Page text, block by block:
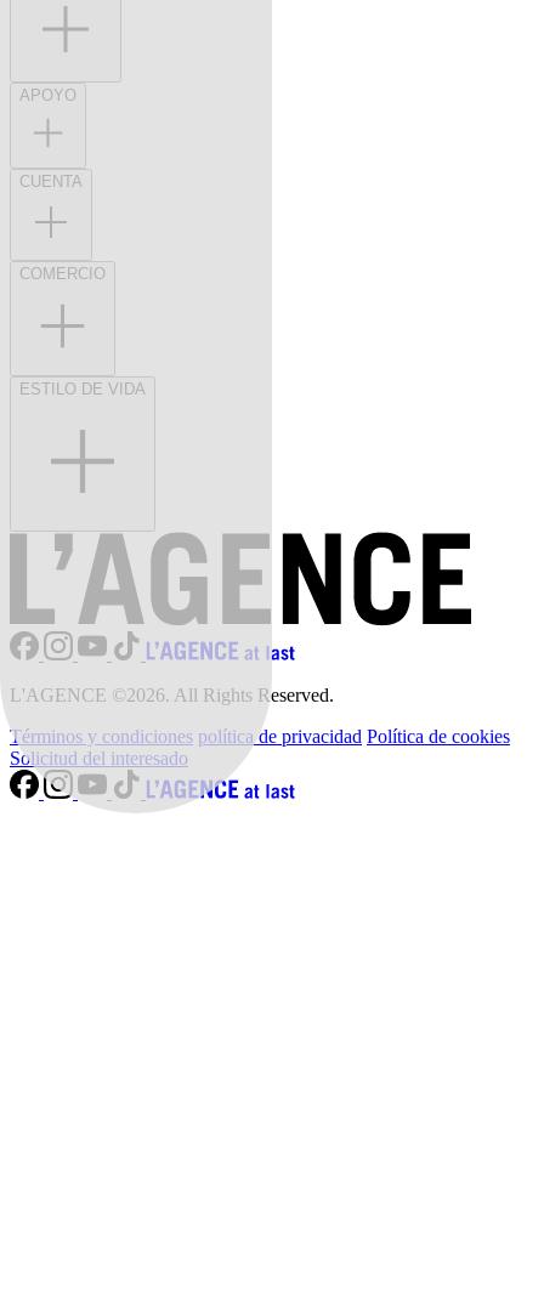
APOYO
CUENTA
COMERCIO
ESTILO DE VIDA
L'AGENCE ©2026. All Rights Reserved.
Términos y condiciones política de privacidad Política de cookies
Solicitud del interesado